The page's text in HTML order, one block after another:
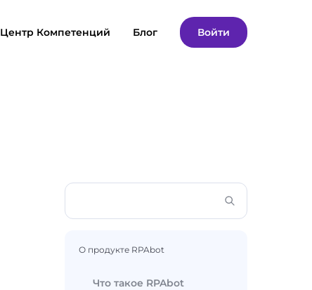
Центр Компетенций Блог Войти
О продукте RPAbot
Что такое RPAbot